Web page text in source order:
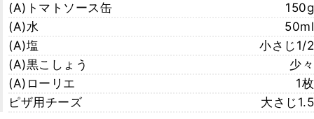
(A)トマトソース缶
150g
(A)水
50ml
(A)塩
小さじ1/2
(A)黒こしょう
少々
(A)ローリエ
1枚
ピザ用チーズ
大さじ1.5